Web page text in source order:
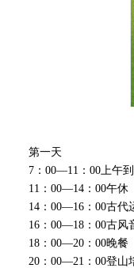
第一天
7：00—11：00上午
11：00—14：00午休
14：00—16：00古代
16：00—18：00古风
18：00—20：00晚餐
20：00—21：00登山